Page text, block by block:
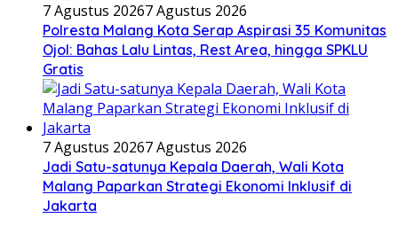
7 Agustus 20267 Agustus 2026
Polresta Malang Kota Serap Aspirasi 35 Komunitas
Ojol: Bahas Lalu Lintas, Rest Area, hingga SPKLU
Gratis
7 Agustus 20267 Agustus 2026
Jadi Satu-satunya Kepala Daerah, Wali Kota
Malang Paparkan Strategi Ekonomi Inklusif di
Jakarta